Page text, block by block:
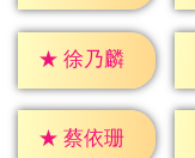
★ 徐乃麟
★ 蔡依珊